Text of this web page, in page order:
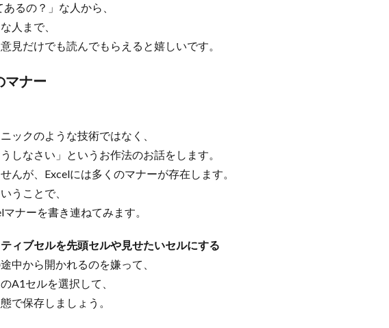
あるの？」な人から、
人まで、
見だけでも読んでもらえると嬉しいです。
マナー
ックのような技術ではなく、
しなさい」というお作法のお話をします。
んが、Excelには多くのマナーが存在します。
うことで、
ナーを書き連ねてみます。
ィブセルを先頭セルや見せたいセルにする
中から開かれるのを嫌って、
A1セルを選択して、
で保存しましょう。